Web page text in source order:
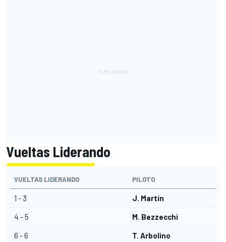
Vueltas Liderando
VUELTAS LIDERANDO PILOTO
1 - 3 J. Martín
4 - 5 M. Bezzecchi
6 - 6 T. Arbolino